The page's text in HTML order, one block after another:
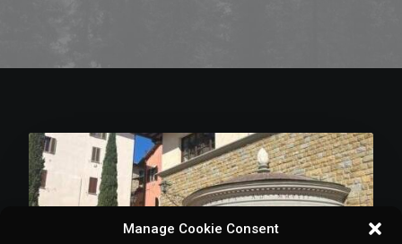
Manage Cookie Consent